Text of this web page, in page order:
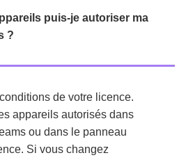
puis-je autoriser ma
?
de votre licence.
appareils autorisés dans
ou dans le panneau
Si vous changez